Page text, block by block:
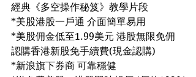
經典《多空操作秘笈》教學片段
*美股港股一戶通 介面簡單易用
*美股佣金低至1.99美元 港股無限免佣
認購香港新股免手續費(現金認購)
*新浪旗下券商 可靠穩健